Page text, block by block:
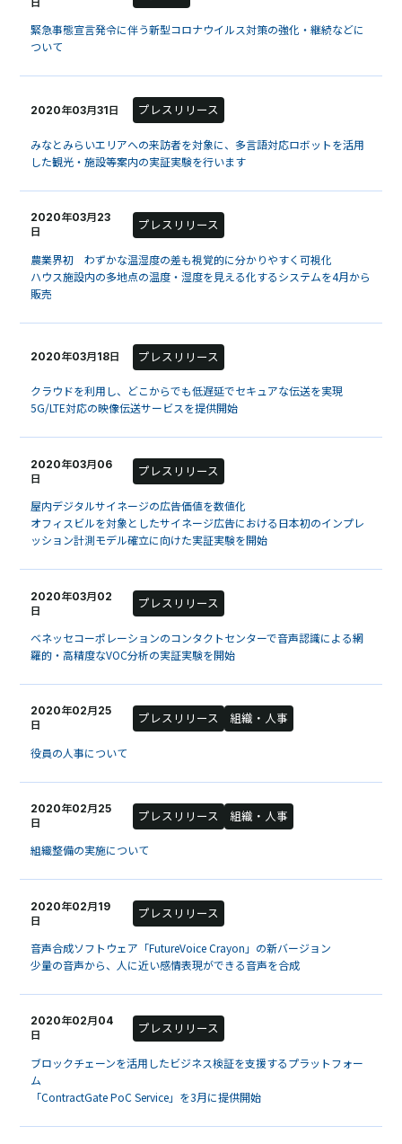
緊急事態宣言発令に伴う新型コロナウイルス対策の強化・継続などに
ついて
2020年03月31日 プレスリリース
みなとみらいエリアへの来訪者を対象に、多言語対応ロボットを活用
した観光・施設等案内の実証実験を行います
2020年03月23
日
プレスリリース
農業界初 わずかな温湿度の差も視覚的に分かりやすく可視化
ハウス施設内の多地点の温度・湿度を見える化するシステムを4月から
販売
2020年03月18日 プレスリリース
クラウドを利用し、どこからでも低遅延でセキュアな伝送を実現
5G/LTE対応の映像伝送サービスを提供開始
2020年03月06
日
プレスリリース
屋内デジタルサイネージの広告価値を数値化
オフィスビルを対象としたサイネージ広告における日本初のインプレ
ッション計測モデル確立に向けた実証実験を開始
2020年03月02
日
プレスリリース
ベネッセコーポレーションのコンタクトセンターで音声認識による網
羅的・高精度なVOC分析の実証実験を開始
2020年02月25
日
プレスリリース 組織・人事
役員の人事について
2020年02月25
日
プレスリリース 組織・人事
組織整備の実施について
2020年02月19
日
プレスリリース
音声合成ソフトウェア「FutureVoice Crayon」の新バージョン
少量の音声から、人に近い感情表現ができる音声を合成
2020年02月04
日
プレスリリース
ブロックチェーンを活用したビジネス検証を支援するプラットフォー
ム
「ContractGate PoC Service」を3月に提供開始